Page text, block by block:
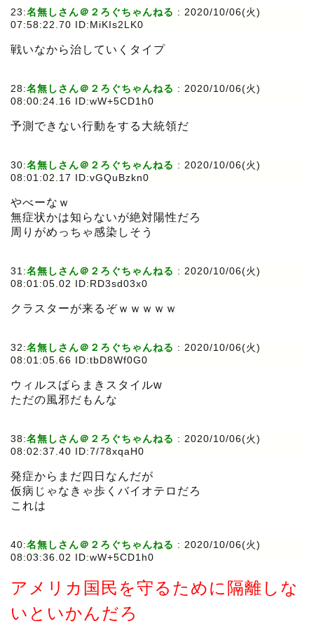
23:名無しさん＠２ろぐちゃんねる : 2020/10/06(火)
07:58:22.70 ID:MiKIs2LK0
戦いなから治していくタイプ
28:名無しさん＠２ろぐちゃんねる : 2020/10/06(火)
08:00:24.16 ID:wW+5CD1h0
予測できない行動をする大統領だ
30:名無しさん＠２ろぐちゃんねる : 2020/10/06(火)
08:01:02.17 ID:vGQuBzkn0
やべーなｗ
無症状かは知らないが絶対陽性だろ
周りがめっちゃ感染しそう
31:名無しさん＠２ろぐちゃんねる : 2020/10/06(火)
08:01:05.02 ID:RD3sd03x0
クラスターが来るぞｗｗｗｗｗ
32:名無しさん＠２ろぐちゃんねる : 2020/10/06(火)
08:01:05.66 ID:tbD8Wf0G0
ウィルスばらまきスタイルw
ただの風邪だもんな
38:名無しさん＠２ろぐちゃんねる : 2020/10/06(火)
08:02:37.40 ID:7/78xqaH0
発症からまだ四日なんだが
仮病じゃなきゃ歩くバイオテロだろ
これは
40:名無しさん＠２ろぐちゃんねる : 2020/10/06(火)
08:03:36.02 ID:wW+5CD1h0
アメリカ国民を守るために隔離しな
いといかんだろ